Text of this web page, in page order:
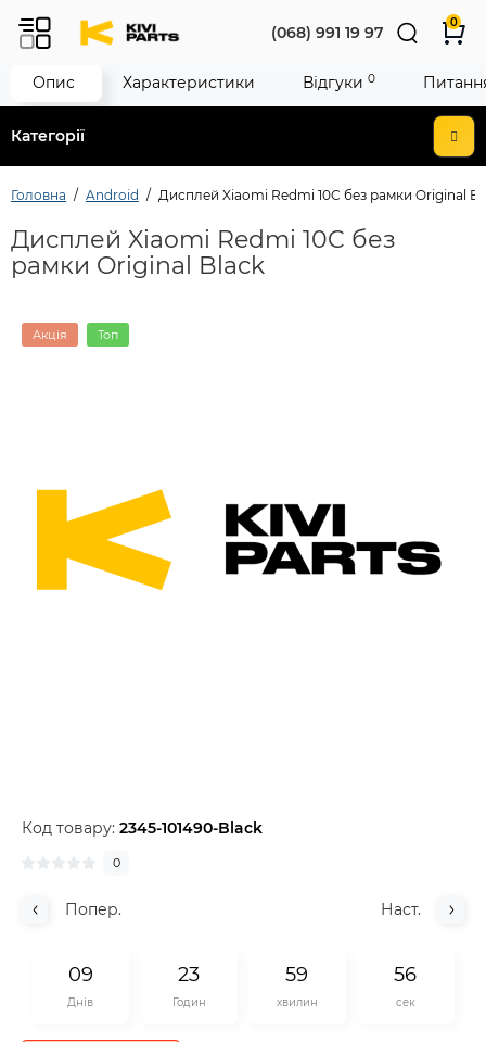
Категорії
(068) 991 19 97
0
Головна Android Дисплей Xiaomi Redmi 10C без рамки Original
Дисплей Xiaomi Redmi 10C без
рамки Original Black
Акція Топ
Код товару: 2345-101490-Black
0
Попер. Наст.
09
Днів
23
Годин
59
хвилин
55
сек
Опис Характеристики Відгуки 0